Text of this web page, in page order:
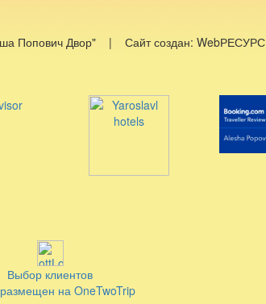
Попович Двор" | Сайт создан: WebРЕСУРС
Выбор клиентов
на OneTwoTrip